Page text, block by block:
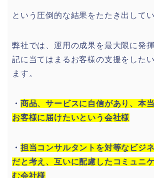
という圧倒的な結果をたたき出してい
弊社では、運用の成果を最大限に発
記に当てはまるお客様の支援をした
ます。
・ 商品、サービスに自信があり、本
お客様に届けたいという会社様
・ 担当コンサルタントを対等なビジ
だと考え、互いに配慮したコミュニ
む会社様